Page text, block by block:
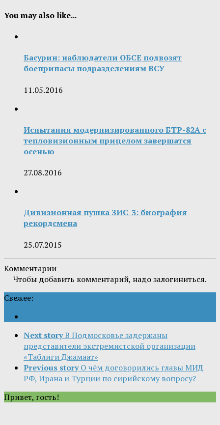
You may also like...
Басурин: наблюдатели ОБСЕ подвозят
боеприпасы подразделениям ВСУ
11.05.2016
Испытания модернизированного БТР-82А с
тепловизионным прицелом завершатся
осенью
27.08.2016
Дивизионная пушка ЗИС-3: биография
рекордсмена
25.07.2015
Комментарии
Чтобы добавить комментарий, надо залогиниться.
Свежее:
Next storyВ Подмосковье задержаны
представители экстремистской организации
«Таблиги Джамаат»
Previous story О чём договорились главы МИД
РФ, Ирана и Турции по сирийскому вопросу?
Привет, гость!